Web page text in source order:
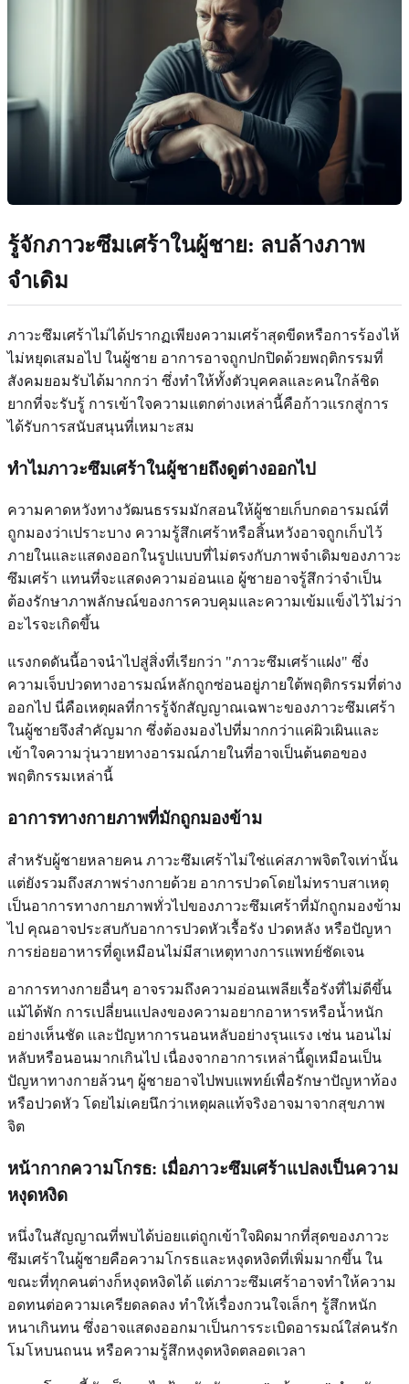
รู้จักภาวะซึมเศร้าในผู้ชาย: ลบล้างภาพ
จำเดิม
ภาวะซึมเศร้าไม่ได้ปรากฏเพียงความเศร้าสุดขีดหรือการร้องไห้
ไม่หยุดเสมอไป ในผู้ชาย อาการอาจถูกปกปิดด้วยพฤติกรรมที่
สังคมยอมรับได้มากกว่า ซึ่งทำให้ทั้งตัวบุคคลและคนใกล้ชิด
ยากที่จะรับรู้ การเข้าใจความแตกต่างเหล่านี้คือก้าวแรกสู่การ
ได้รับการสนับสนุนที่เหมาะสม
ทำไมภาวะซึมเศร้าในผู้ชายถึงดูต่างออกไป
ความคาดหวังทางวัฒนธรรมมักสอนให้ผู้ชายเก็บกดอารมณ์ที่
ถูกมองว่าเปราะบาง ความรู้สึกเศร้าหรือสิ้นหวังอาจถูกเก็บไว้
ภายในและแสดงออกในรูปแบบที่ไม่ตรงกับภาพจำเดิมของภาวะ
ซึมเศร้า แทนที่จะแสดงความอ่อนแอ ผู้ชายอาจรู้สึกว่าจำเป็น
ต้องรักษาภาพลักษณ์ของการควบคุมและความเข้มแข็งไว้ไม่ว่า
อะไรจะเกิดขึ้น
แรงกดดันนี้อาจนำไปสู่สิ่งที่เรียกว่า "ภาวะซึมเศร้าแฝง" ซึ่ง
ความเจ็บปวดทางอารมณ์หลักถูกซ่อนอยู่ภายใต้พฤติกรรมที่ต่าง
ออกไป นี่คือเหตุผลที่การรู้จักสัญญาณเฉพาะของภาวะซึมเศร้า
ในผู้ชายจึงสำคัญมาก ซึ่งต้องมองไปที่มากกว่าแค่ผิวเผินและ
เข้าใจความวุ่นวายทางอารมณ์ภายในที่อาจเป็นต้นตอของ
พฤติกรรมเหล่านี้
อาการทางกายภาพที่มักถูกมองข้าม
สำหรับผู้ชายหลายคน ภาวะซึมเศร้าไม่ใช่แค่สภาพจิตใจเท่านั้น
แต่ยังรวมถึงสภาพร่างกายด้วย อาการปวดโดยไม่ทราบสาเหตุ
เป็นอาการทางกายภาพทั่วไปของภาวะซึมเศร้าที่มักถูกมองข้าม
ไป คุณอาจประสบกับอาการปวดหัวเรื้อรัง ปวดหลัง หรือปัญหา
การย่อยอาหารที่ดูเหมือนไม่มีสาเหตุทางการแพทย์ชัดเจน
อาการทางกายอื่นๆ อาจรวมถึงความอ่อนเพลียเรื้อรังที่ไม่ดีขึ้น
แม้ได้พัก การเปลี่ยนแปลงของความอยากอาหารหรือน้ำหนัก
อย่างเห็นชัด และปัญหาการนอนหลับอย่างรุนแรง เช่น นอนไม่
หลับหรือนอนมากเกินไป เนื่องจากอาการเหล่านี้ดูเหมือนเป็น
ปัญหาทางกายล้วนๆ ผู้ชายอาจไปพบแพทย์เพื่อรักษาปัญหาท้อง
หรือปวดหัว โดยไม่เคยนึกว่าเหตุผลแท้จริงอาจมาจากสุขภาพ
จิต
หน้ากากความโกรธ: เมื่อภาวะซึมเศร้าแปลงเป็นความ
หงุดหงิด
หนึ่งในสัญญาณที่พบได้บ่อยแต่ถูกเข้าใจผิดมากที่สุดของภาวะ
ซึมเศร้าในผู้ชายคือความโกรธและหงุดหงิดที่เพิ่มมากขึ้น ใน
ขณะที่ทุกคนต่างก็หงุดหงิดได้ แต่ภาวะซึมเศร้าอาจทำให้ความ
อดทนต่อความเครียดลดลง ทำให้เรื่องกวนใจเล็กๆ รู้สึกหนัก
หนาเกินทน ซึ่งอาจแสดงออกมาเป็นการระเบิดอารมณ์ใส่คนรัก
โมโหบนถนน หรือความรู้สึกหงุดหงิดตลอดเวลา